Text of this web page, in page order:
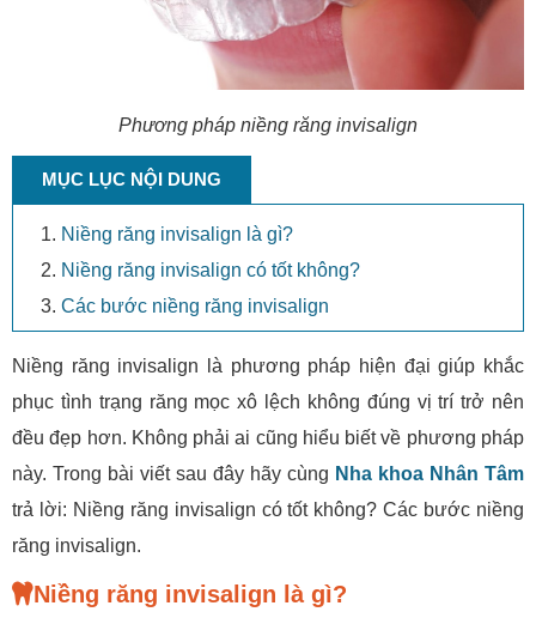
Phương pháp niềng răng invisalign
MỤC LỤC NỘI DUNG
Niềng răng invisalign là gì?
Niềng răng invisalign có tốt không?
Các bước niềng răng invisalign
Niềng răng invisalign là phương pháp hiện đại giúp khắc
phục tình trạng răng mọc xô lệch không đúng vị trí trở nên
đều đẹp hơn. Không phải ai cũng hiểu biết về phương pháp
này. Trong bài viết sau đây hãy cùng Nha khoa Nhân Tâm
trả lời: Niềng răng invisalign có tốt không? Các bước niềng
răng invisalign.
Niềng răng invisalign là gì?